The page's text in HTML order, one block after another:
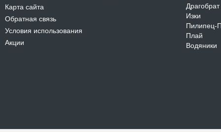
Карта сайта
Обратная связь
Условия использования
Акции
Драгобрат
Изки
Пилипец-
Плай
Водяники